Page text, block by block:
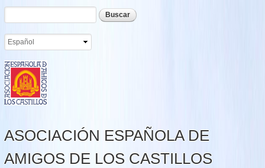
Pasar al
contenido
Formulario de búsqueda
Buscar
ASOCIACIÓN ESPAÑOLA DE
AMIGOS DE LOS CASTILLOS